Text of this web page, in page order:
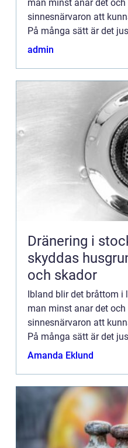
man minst anar det
sinnesnärvaron att
På många sätt är det
ligger till grunden för
admin
Dränering i
skyddas
och skador
Ibland blir det bråttom i
man minst anar det
sinnesnärvaron att
På många sätt är det
ligger till grunden för
Amanda Eklund